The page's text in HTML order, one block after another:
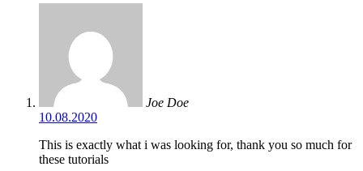
Joe Doe
10.08.2020
This is exactly what i was looking for, thank you so much for
these tutorials